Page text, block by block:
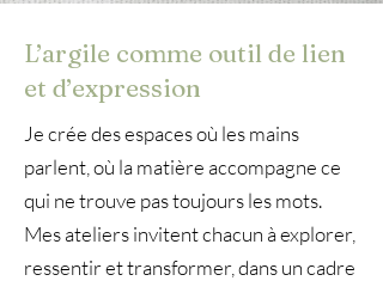
L’argile comme outil de lien
et d’expression
Je crée des espaces où les mains
parlent, où la matière accompagne ce
qui ne trouve pas toujours les mots.
Mes ateliers invitent chacun à explorer,
ressentir et transformer, dans un cadre